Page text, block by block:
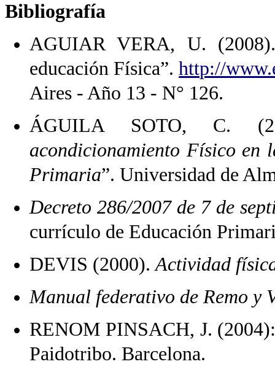
Bibliografía
AGUIAR VERA, U.
educación Física”.http://
Aires - Año 13 - N° 126.
ÁGUILA SOTO, C.
acondicionamiento Físico en
Primaria”. Universidad de
Decreto 286/2007 de 7 de
currículo de Educación
DEVIS (2000).Actividad
Manual federativo de Remo y
RENOM PINSACH, J.
Paidotribo. Barcelona.